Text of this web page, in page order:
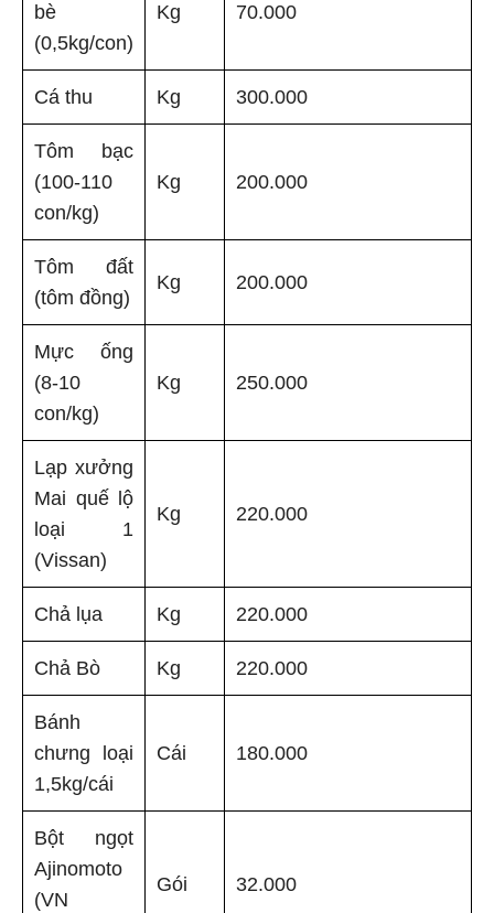
bè
(0,5kg/con)
Kg 70.000
Cá thu Kg 300.000
Tôm bạc
(100-110
con/kg)
Kg 200.000
Tôm đất
(tôm đồng)
Kg 200.000
Mực ống
(8-10
con/kg)
Kg 250.000
Lạp xưởng
Mai quế lộ
loại 1
(Vissan)
Kg 220.000
Chả lụa Kg 220.000
Chả Bò Kg 220.000
Bánh
chưng loại
1,5kg/cái
Cái 180.000
Bột ngọt
Ajinomoto
(VN
Gói 32.000